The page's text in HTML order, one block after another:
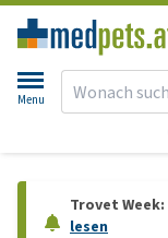
Menu
Trovet
lesen